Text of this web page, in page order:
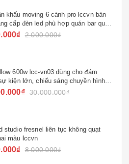
khấu moving 6 cánh pro lccvn bản
cấp đèn led phù hợp quán bar quán
sử dụng gia đình
2.000.000₫
600w lcc-vn03 dùng cho đám
kiện lớn, chiếu sáng chuyền hình
30.000.000₫
studio fresnel liên tục không quạt
màu lccvn
8.000.000₫